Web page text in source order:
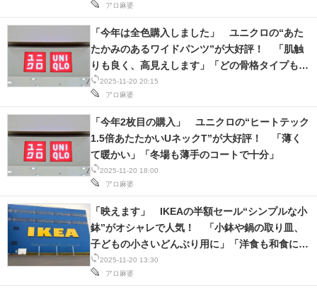
アロ麻婆
2025-11-20 20:15
アロ麻婆
「今年は全色購入しました」 ユニクロの“あた
たかみのあるワイドパンツ”が大好評！ 「肌触
りも良く、高見えします」「どの骨格タイプも合
わせやすい」
2025-11-20 18:00
アロ麻婆
「今年2枚目の購入」 ユニクロの“ヒートテック
1.5倍あたたかいUネックT”が大好評！ 「薄く
て暖かい」「冬場も薄手のコートで十分」
2025-11-20 13:30
アロ麻婆
「映えます」 IKEAの半額セール“シンプルな小
鉢”がオシャレで人気！ 「小鉢や鍋の取り皿、
子どもの小さいどんぶり用に」「洋食も和食にも
色があうし、厚みもいい感じです」